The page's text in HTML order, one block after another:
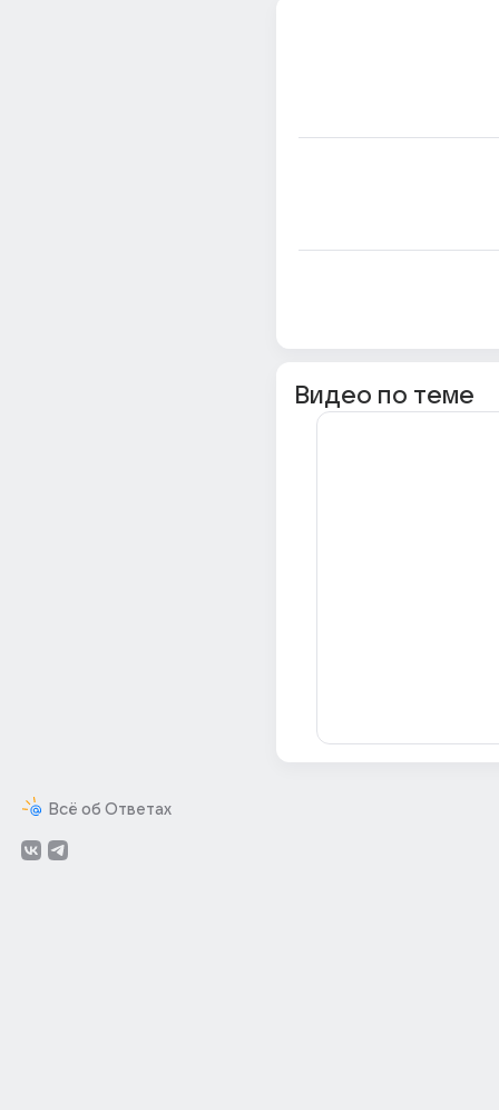
Всё об Ответах
Видео по теме